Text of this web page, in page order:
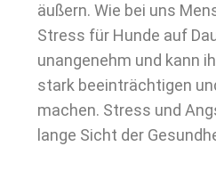
äußern. Wie bei uns
Stress für Hunde auf
unangenehm und kann
stark beeinträchtigen
machen. Stress und
lange Sicht der